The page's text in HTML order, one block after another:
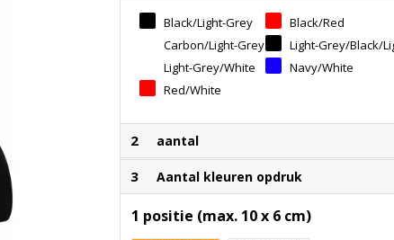
Black/light-Grey
Black/red
Carbon/light-Grey
Light-Grey/black/
Grey
Light-Grey/white
Navy/white
Red/white
2 aantal
3 Aantal kleuren opdruk
1 positie (max. 10 x 6 cm)